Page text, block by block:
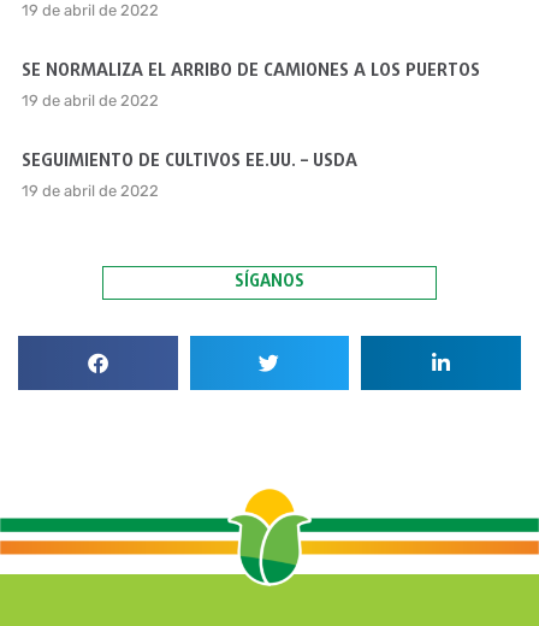
19 de abril de 2022
SE NORMALIZA EL ARRIBO DE CAMIONES A LOS PUERTOS
19 de abril de 2022
SEGUIMIENTO DE CULTIVOS EE.UU. – USDA
19 de abril de 2022
SÍGANOS